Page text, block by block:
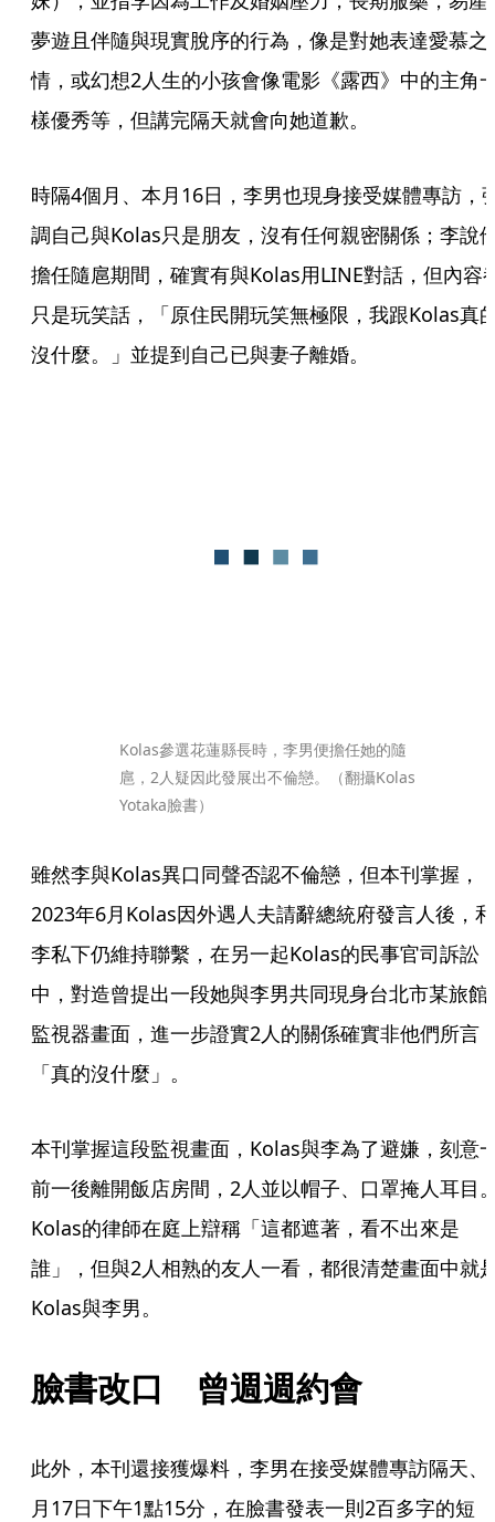
夢遊且伴隨與現實脫序的行為，像是對她表達愛慕之
情，或幻想2人生的小孩會像電影《露西》中的主角
樣優秀等，但講完隔天就會向她道歉。
時隔4個月、本月16日，李男也現身接受媒體專訪，
調自己與Kolas只是朋友，沒有任何親密關係；李說
擔任隨扈期間，確實有與Kolas用LINE對話，但內容
只是玩笑話，「原住民開玩笑無極限，我跟Kolas真
沒什麼。」並提到自己已與妻子離婚。
Kolas參選花蓮縣長時，李男便擔任她的隨
扈，2人疑因此發展出不倫戀。（翻攝Kolas
Yotaka臉書）
雖然李與Kolas異口同聲否認不倫戀，但本刊掌握，
2023年6月Kolas因外遇人夫請辭總統府發言人後，和
李私下仍維持聯繫，在另一起Kolas的民事官司訴訟
中，對造曾提出一段她與李男共同現身台北市某旅館
監視器畫面，進一步證實2人的關係確實非他們所言
「真的沒什麼」。
本刊掌握這段監視畫面，Kolas與李為了避嫌，刻意
前一後離開飯店房間，2人並以帽子、口罩掩人耳目
Kolas的律師在庭上辯稱「這都遮著，看不出來是
誰」，但與2人相熟的友人一看，都很清楚畫面中就
Kolas與李男。
臉書改口　曾週週約會
此外，本刊還接獲爆料，李男在接受媒體專訪隔天、
月17日下午1點15分，在臉書發表一則2百多字的短